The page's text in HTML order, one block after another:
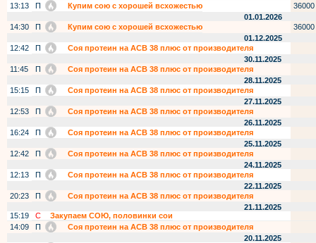
13:13
П Купим сою с хорошей всхожестью
36000
01.01.2026
14:30
П Купим сою с хорошей всхожестью
36000
01.12.2025
12:42
П
Соя протеин на АСВ 38 плюс от производителя
30.11.2025
11:45
П
Соя протеин на АСВ 38 плюс от производителя
28.11.2025
15:15
П
Соя протеин на АСВ 38 плюс от производителя
27.11.2025
12:53
П
Соя протеин на АСВ 38 плюс от производителя
26.11.2025
16:24
П
Соя протеин на АСВ 38 плюс от производителя
25.11.2025
12:42
П
Соя протеин на АСВ 38 плюс от производителя
24.11.2025
12:13
П
Соя протеин на АСВ 38 плюс от производителя
22.11.2025
20:23
П
Соя протеин на АСВ 38 плюс от производителя
21.11.2025
15:19
С
Закупаем СОЮ, половинки сои
14:09
П
Соя протеин на АСВ 38 плюс от производителя
20.11.2025